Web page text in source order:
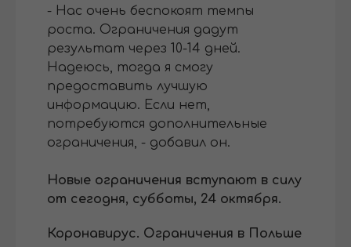
- Нас очень беспокоят темпы
роста. Ограничения дадут
результат через 10-14 дней.
Надеюсь, тогда я смогу
предоставить лучшую
информацию. Если нет,
потребуются дополнительные
ограничения, - добавил он.
Новые ограничения вступают в силу
от сегодня, субботы, 24 октября.
Коронавирус. Ограничения в Польше